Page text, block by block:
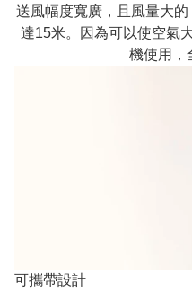
送風幅度寬廣，且風量大
達15米。因為可以使空氣
機使用，
可攜帶設計